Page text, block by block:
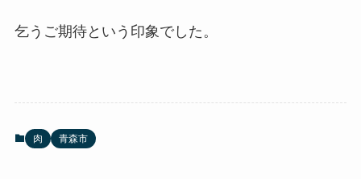
乞うご期待という印象でした。
肉 青森市